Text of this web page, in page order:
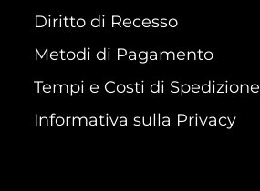
Diritto di Recesso
Metodi di Pagamento
Tempi e Costi di Spedizione
Informativa sulla Privacy